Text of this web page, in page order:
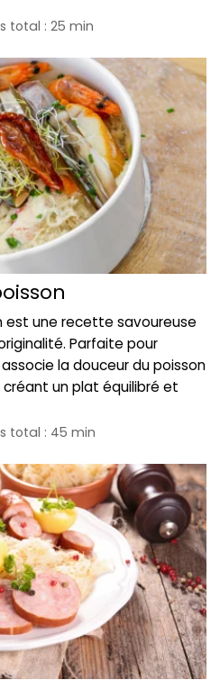
total : 25 min
est une recette savoureuse
Parfaite pour
la douceur du poisson
un plat équilibré et
total : 45 min